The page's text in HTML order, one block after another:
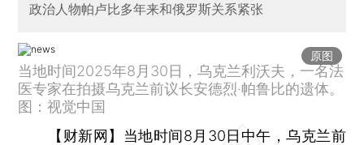
政治人物帕卢比多年来和俄罗斯关系紧张
原图
当地时间2025年8月30日，乌克兰利沃夫，一名法
医专家在拍摄乌克兰前议长安德烈·帕鲁比的遗体。
图：视觉中国
【财新网】 当地时间8月30日中午，乌克兰前